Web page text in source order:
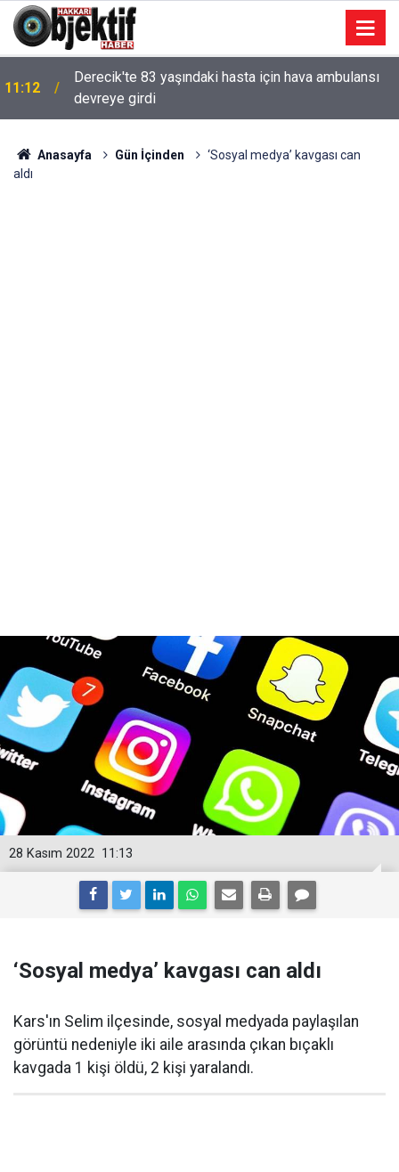
11:12
Derecik'te 83 yaşındaki hasta için hava ambulansı
devreye girdi
Anasayfa Gün İçinden
‘Sosyal medya’ kavgası can
aldı
11:13
28 Kasım 2022
‘Sosyal medya’ kavgası can aldı
Kars'ın Selim ilçesinde, sosyal medyada paylaşılan
görüntü nedeniyle iki aile arasında çıkan bıçaklı
kavgada 1 kişi öldü, 2 kişi yaralandı.